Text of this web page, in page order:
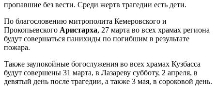
пропавшие без вести. Среди жертв трагедии есть дети.
По благословению митрополита Кемеровского и
Прокопьевского Аристарха, 27 марта во всех храмах региона
будут совершаться панихиды по погибшим в результате
пожара.
Также заупокойные богослужения во всех храмах Кузбасса
будут совершены 31 марта, в Лазареву субботу, 2 апреля, в
девятый день после трагедии, а также 3 мая, в сороковой день.